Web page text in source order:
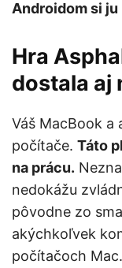
Androidom si
Hra
dostala aj
Váš MacBook a
počítače. Táto
na prácu.
nedokážu
pôvodne zo
akýchkoľvek
počítačoch